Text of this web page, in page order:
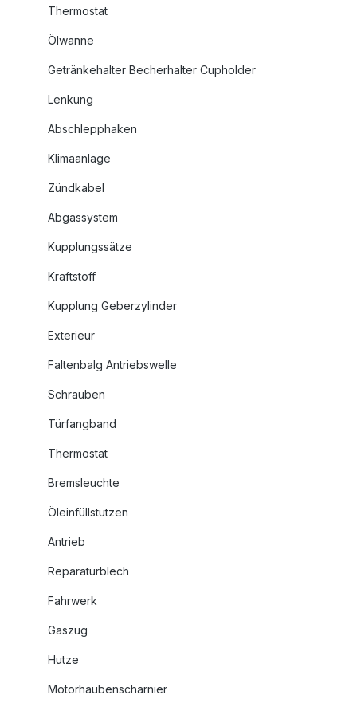
Thermostat
Ölwanne
Getränkehalter Becherhalter Cupholder
Lenkung
Abschlepphaken
Klimaanlage
Zündkabel
Abgassystem
Kupplungssätze
Kraftstoff
Kupplung Geberzylinder
Exterieur
Faltenbalg Antriebswelle
Schrauben
Türfangband
Thermostat
Bremsleuchte
Öleinfüllstutzen
Antrieb
Reparaturblech
Fahrwerk
Gaszug
Hutze
Motorhaubenscharnier